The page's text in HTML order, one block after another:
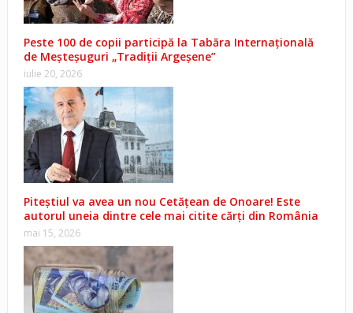
Peste 100 de copii participă la Tabăra Internațională
de Meșteșuguri „Tradiții Argeșene”
iulie 20, 2026
Piteștiul va avea un nou Cetățean de Onoare! Este
autorul uneia dintre cele mai citite cărți din România
mai 15, 2026